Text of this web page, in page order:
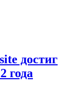
достиг
года